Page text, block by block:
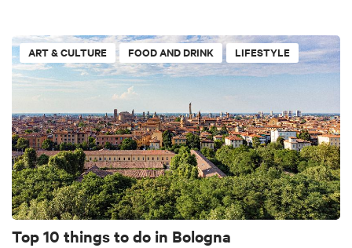
ART & CULTURE FOOD AND DRINK LIFESTYLE
Top 10 things to do in Bologna